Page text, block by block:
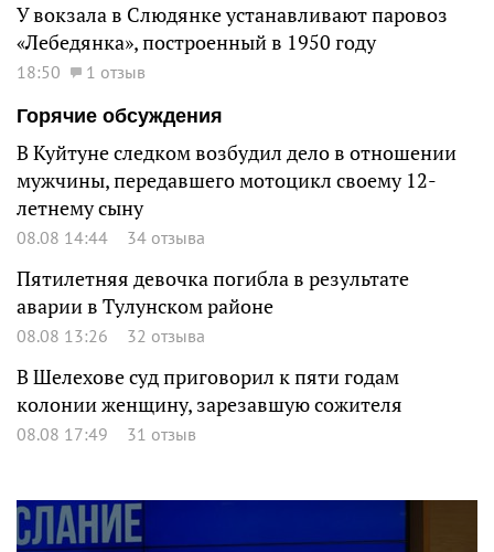
У вокзала в Слюдянке устанавливают паровоз
«Лебедянка», построенный в 1950 году
18:50
1 отзыв
Горячие обсуждения
В Куйтуне следком возбудил дело в отношении
мужчины, передавшего мотоцикл своему 12-
летнему сыну
08.08 14:44 34 отзыва
Пятилетняя девочка погибла в результате
аварии в Тулунском районе
08.08 13:26 32 отзыва
В Шелехове суд приговорил к пяти годам
колонии женщину, зарезавшую сожителя
08.08 17:49 31 отзыв